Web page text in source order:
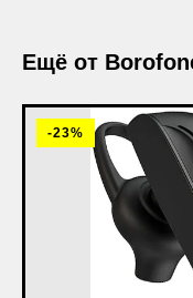
Ещё от
-23%